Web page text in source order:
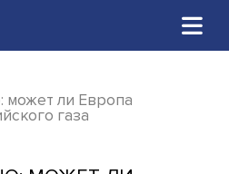
может ли Европа